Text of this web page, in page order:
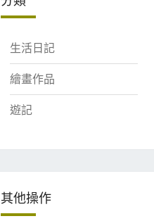
生活日記
繪畫作品
遊記
其他操作